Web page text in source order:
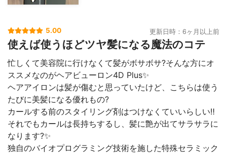
5.00 更新日時：6ヶ月以上前
使えば使うほどツヤ髪になる魔法のコテ
忙しくて美容院に行けなくて髪がボサボサ?そんな方にオ
ススメなのがヘアビューロン4D Plus✨
ヘアアイロンは髪が傷むと思っていたけど、こちらは使う
たびに美髪になる優れもの?
カールする前のスタイリング剤はつけなくていいらしい‼️
それでもカールは長持ちするし、髪に艶が出てサラサラに
なります?✨
独自のバイオプログラミング技術を施した特殊セラミック